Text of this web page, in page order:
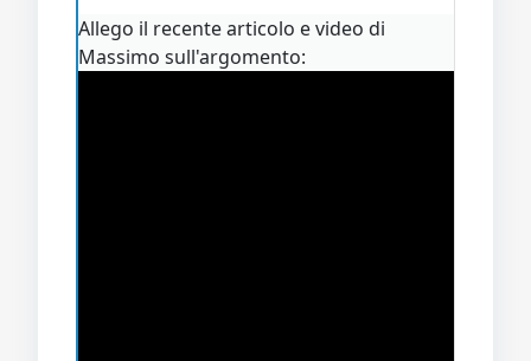
Allego il recente articolo e video di
Massimo sull'argomento: